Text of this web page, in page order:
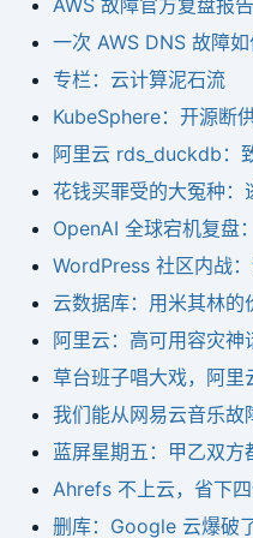
AWS 故障官方复盘报告
一次 AWS DNS 故障
专栏：云计算泥石流
KubeSphere：开源断
阿里云 rds_duckdb：
花钱买罪受的大冤种：
OpenAI 全球宕机复盘
WordPress 社区内战
云数据库：用米其林的
阿里云：高可用容灾神
草台班子唱大戏，阿里
我们能从网易云音乐故
蓝屏星期五：甲乙双方
Ahrefs 不上云，省下
删库：Google 云爆破